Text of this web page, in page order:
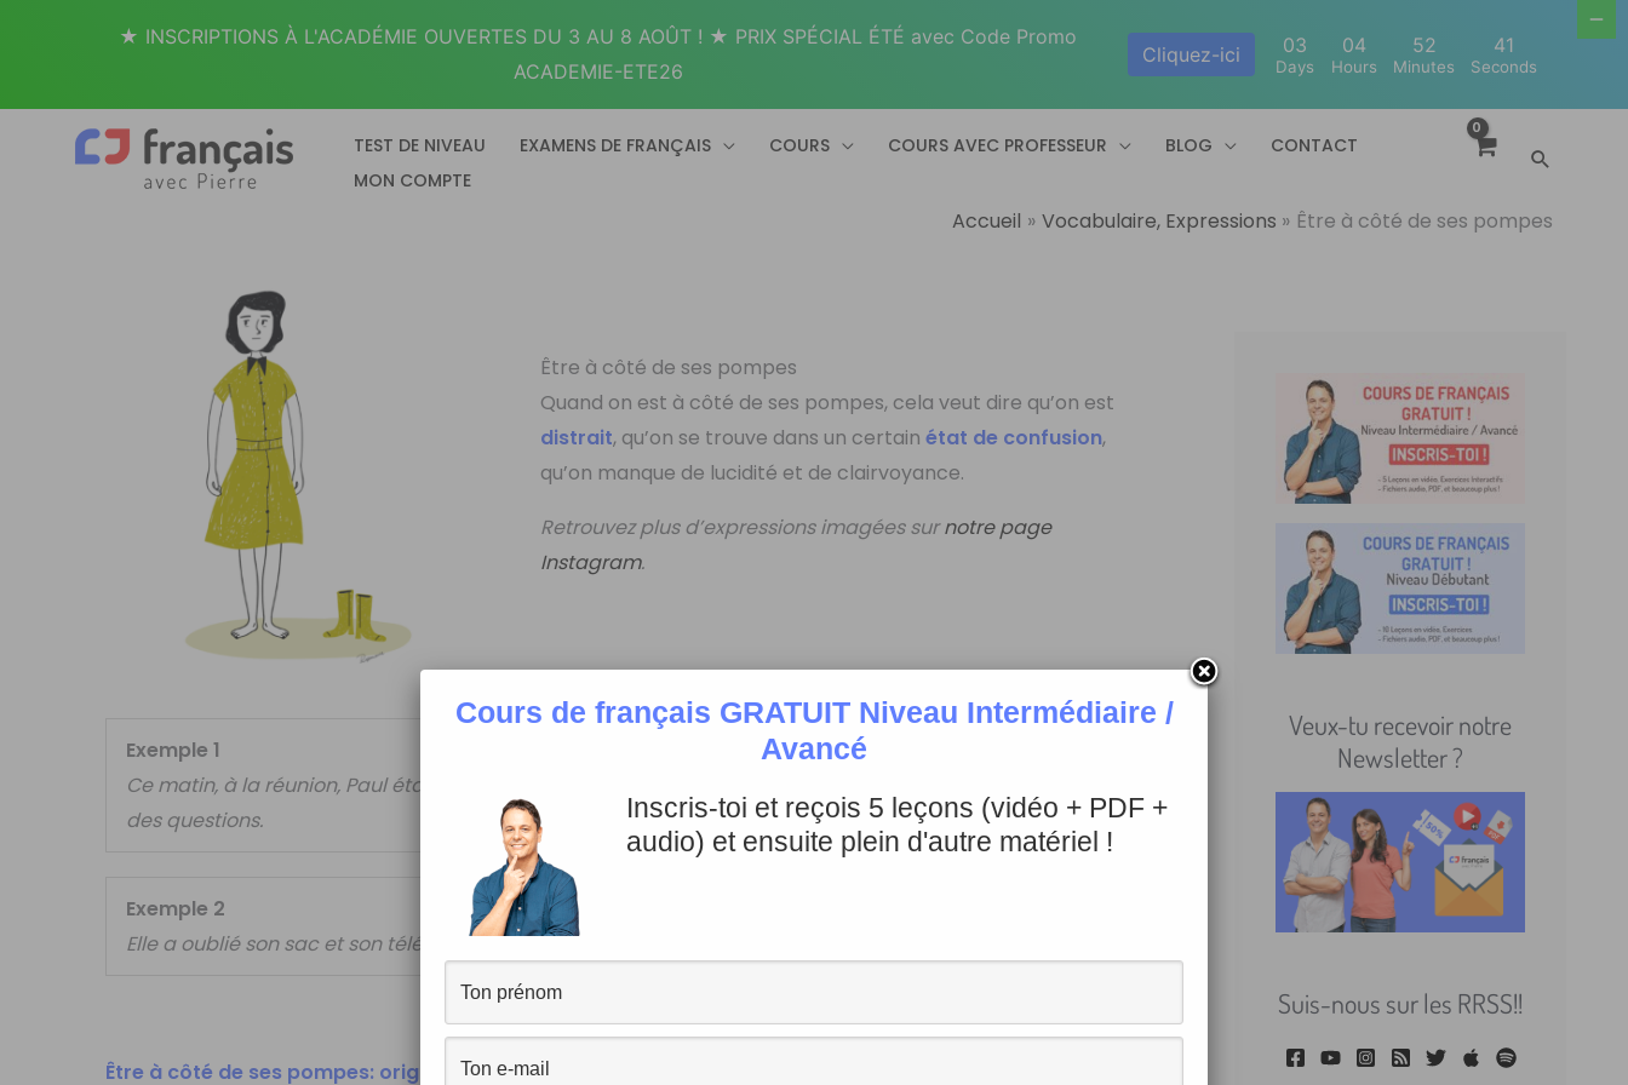
TEST DE NIVEAU EXAMENS DE FRANÇAIS COURS COURS AVEC PROFESSEUR BLOG
CONTACT
MON COMPTE
Accueil Vocabulaire, Expressions Être à côté de ses pompes
Être à côté de ses pompes
Quand on est à côté de ses pompes, cela veut dire qu’on est
distrait, qu’on se trouve dans un certain état de confusion,
qu’on manque de lucidité et de clairvoyance.
Retrouvez plus d’expressions imagées surnotre page
Instagram.
Exemple 1
Ce matin, à la réunion, Paul était
des questions.
Exemple 2
Elle a oublié son sac et son téléphone, elle est vraiment
Être à côté de ses pompes: origine et explications
Veux-tu recevoir notre
Newsletter ?
Suis-nous sur les RRSS!!
Cours de français GRATUIT Niveau Intermédiaire /
Avancé
Inscris-toi et reçois 5 leçons (vidéo + PDF +
audio) et ensuite plein d'autre matériel !
★ INSCRIPTIONS À L'ACADÉMIE OUVERTES DU 3 AU 8 AOÛT ! ★ PRIX SPÉCIAL ÉTÉ avec Code Promo
ACADEMIE-ETE26
Cliquez-ici 03
Days
04
Hours
52
Minutes
41
Seconds